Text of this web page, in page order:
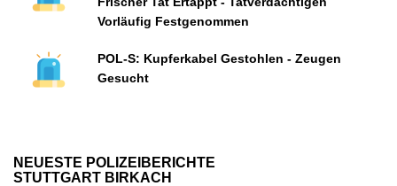
Vorläufig Festgenommen
POL-S: Kupferkabel Gestohlen - Zeugen
Gesucht
NEUESTE POLIZEIBERICHTE
STUTTGART BIRKACH